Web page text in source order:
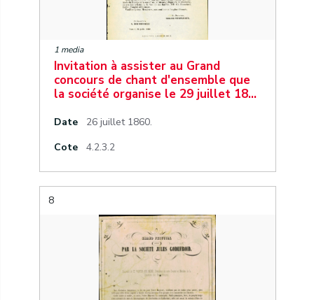
1 media
Invitation à assister au Grand
concours de chant d'ensemble que
la société organise le 29 juillet 18…
Date
26 juillet 1860.
Cote
4.2.3.2
8